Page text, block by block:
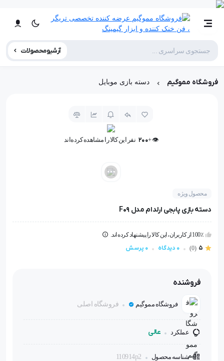
آرشیو محصولات
فروشگاه مموگیم دسته بازی موبایل
👁️ +
200 نفر این کالا را مشاهده کرده‌اند
محصول ویژه
دسته بازی پابجی ارلدام مدل F09
100٪ از کاربران، این کالا را پیشنهاد کرده اند.
5
(0) 0 دیدگاه 0 پرسش
فروشنده
فروشگاه مموگیم فروشگاه اصلی
عملکرد عالی
شناسه محصول 110914p2